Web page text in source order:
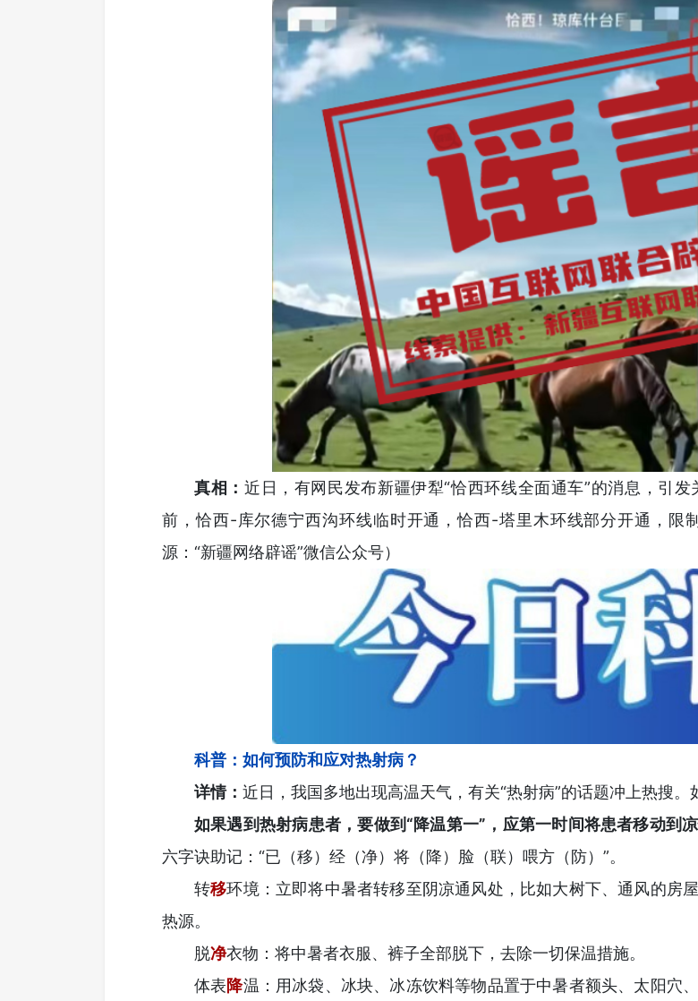
真相： 近日，有网民发布新疆伊犁“恰西环线全面通车”的消息，引
前，恰西-库尔德宁西沟环线临时开通，恰西-塔里木环线部分开通，限
源：“新疆网络辟谣”微信公众号）
科普：如何预防和应对热射病？
详情： 近日，我国多地出现高温天气，有关“热射病”的话题冲上热搜。
如果遇到热射病患者，要做到“降温第一”，应第一时间将患者移动到
六字诀助记：“已（移）经（净）将（降）脸（联）喂方（防）”。
转移环境：立即将中暑者转移至阴凉通风处，比如大树下、通风的房
热源。
脱净衣物：将中暑者衣服、裤子全部脱下，去除一切保温措施。
体表降温：用冰袋、冰块、冰冻饮料等物品置于中暑者额头、太阳穴